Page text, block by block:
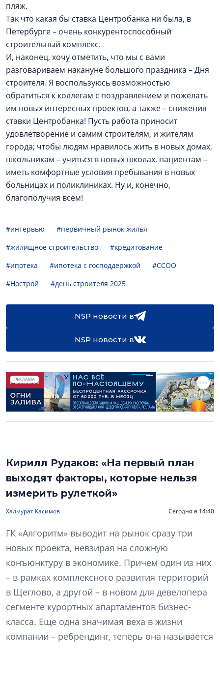
пляж.
Так что какая бы ставка Центробанка ни была, в
Петербурге – очень конкурентоспособный
строительный комплекс.
И, наконец, хочу отметить, что мы с вами
разговариваем накануне большого праздника – Дня
строителя. Я воспользуюсь возможностью
обратиться к коллегам с поздравлением и пожелать
им новых интересных проектов, а также – снижения
ставки Центробанка! Пусть работа приносит
удовлетворение и самим строителям, и жителям
города; чтобы людям нравилось жить в новых домах,
школьникам – учиться в новых школах, пациентам –
иметь комфортные условия пребывания в новых
больницах и поликлиниках. Ну и, конечно,
благополучия всем!
#интервью
#первичный рынок жилья
#жилищное строительство
#кредитование
#ипотека
#ипотека с господдержкой
#ССОО
#Нострой
#день строителя 2025
NSP новости в
NSP новости в
РЕКЛАМА
Кирилл Рудаков: «На первый план
выходят факторы, которые нельзя
измерить рулеткой»
Халмурат Касимов Сегодня в 14:40
ГК «Алгоритм» выводит на рынок сразу три
новых проекта, невзирая на сложную
конъюнктуру в экономике. Причем один из них
– в рамках комплексного развития территорий
в Щеглово, а другой – в новом для девелопера
сегменте курортных апартаментов бизнес-
класса. Еще одна значимая веха в жизни
компании – ребрендинг, теперь она называется